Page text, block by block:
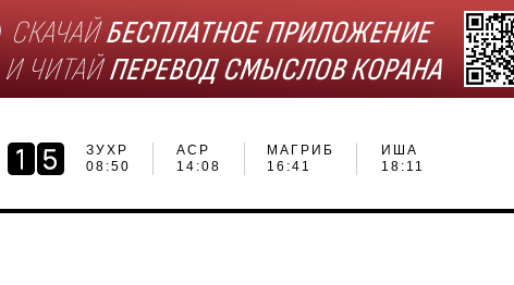
ЗУХР
08:50
АСР
14:08
МАГРИБ
16:41
ИША
18:11